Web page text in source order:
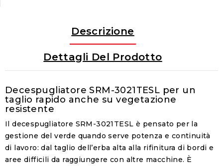
Descrizione
Dettagli Del Prodotto
Decespugliatore SRM-3021TESL per un
taglio rapido anche su vegetazione
resistente
Ildecespugliatore SRM-3021TESL è pensato per la
gestione del verde quando serve potenza e continuità
di lavoro: dal taglio dell’erba alta alla rifinitura di bordi e
aree difficili da raggiungere con altre macchine. È